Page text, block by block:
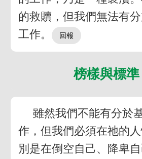
的救贖，但我們無法有
工作。
榜樣與標準
雖然我們不能有分於
作，但我們必須在祂的
別是在倒空自己、降卑